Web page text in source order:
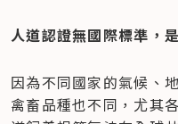
人道認證無國際標準，
因為不同國家的氣候、
禽畜品種也不同，尤其